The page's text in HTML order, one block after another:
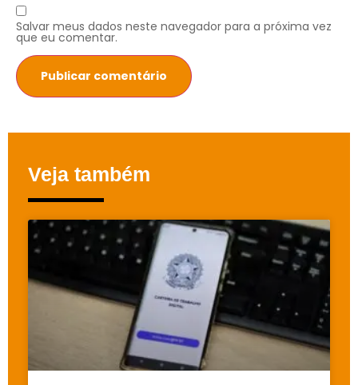
Salvar meus dados neste navegador para a próxima vez
que eu comentar.
Veja também